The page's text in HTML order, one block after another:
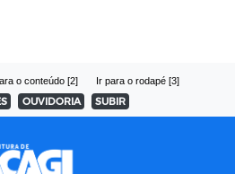
o conteúdo [2] Ir para o rodapé [3]
OUVIDORIA SUBIR